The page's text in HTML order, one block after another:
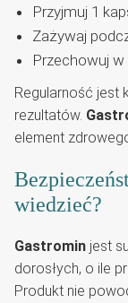
Przyjmuj 1
Zażywaj
Przechowuj w
Regularność jest
rezultatów.
element
wiedzieć?
Gastromin jest
dorosłych, o ile
Produkt nie